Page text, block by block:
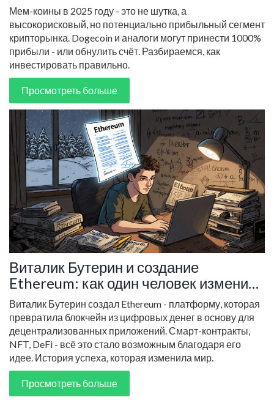
Мем-коины в 2025 году - это не шутка, а
высокорисковый, но потенциально прибыльный сегмент
крипторынка. Dogecoin и аналоги могут принести 1000%
прибыли - или обнулить счёт. Разбираемся, как
инвестировать правильно.
Просмотреть больше
Виталик Бутерин и создание
Ethereum: как один человек изменил
криптовалюты навсегда
Виталик Бутерин создал Ethereum - платформу, которая
превратила блокчейн из цифровых денег в основу для
децентрализованных приложений. Смарт-контракты,
NFT, DeFi - всё это стало возможным благодаря его
идее. История успеха, которая изменила мир.
Просмотреть больше